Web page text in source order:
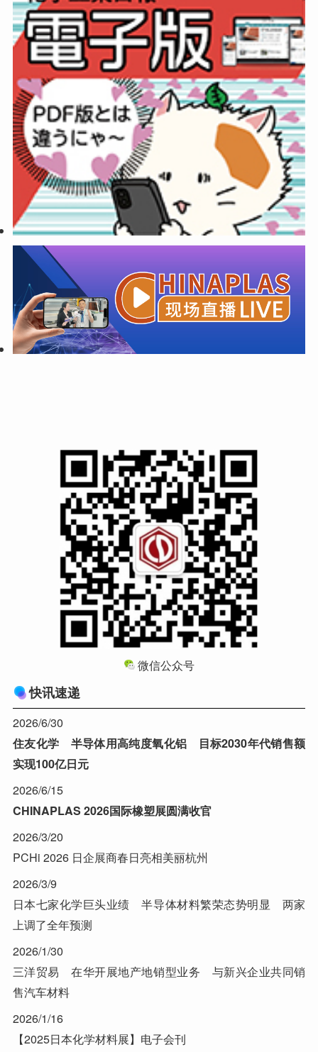
微信公众号
快讯速递
2026/6/30
住友化学 半导体用高纯度氧化铝 目标2030年代销售额
实现100亿日元
2026/6/15
CHINAPLAS 2026国际橡塑展圆满收官
2026/3/20
PCHi 2026 日企展商春日亮相美丽杭州
2026/3/9
日本七家化学巨头业绩 半导体材料繁荣态势明显 两家
上调了全年预测
2026/1/30
三洋贸易 在华开展地产地销型业务 与新兴企业共同销
售汽车材料
2026/1/16
【2025日本化学材料展】电子会刊